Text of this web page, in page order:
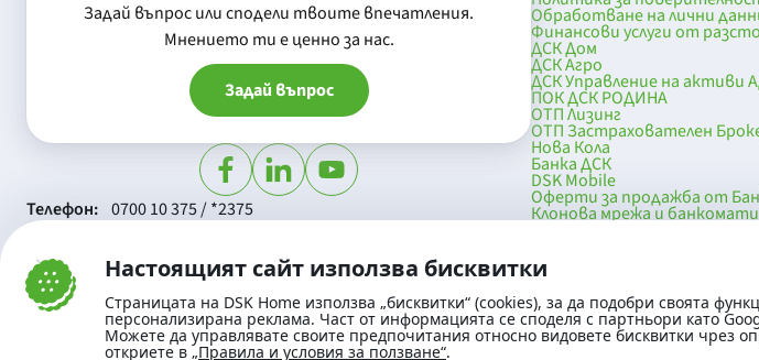
Настоящият сайт използва бисквитки
Страницата на DSK Home използва „бисквитки“ (cookies), за да подобри своята
персонализирана реклама. Част от информацията се споделя с партньори като
Можете да управлявате своите предпочитания относно видовете бисквитки чрез
откриете в „Правила и условия за ползване“.
Задай въпрос или сподели твоите впечатления.
Mнението ти е ценно за нас.
Задай въпрос
Телефон:
SWIFT/BIC:
0700 10 375 / *2375
BIC/SWIFT на Банка ДСК: STSABGSF
Обработване на лични
Финансови услуги от
ДСК Дом
ДСК Агро
ДСК Управление на активи
ПОК ДСК РОДИНА
ОТП Лизинг
ОТП Застрахователен
Нова Кола
Банка ДСК
DSK Mobile
Оферти за продажба от
Клонова мрежа и банкомати